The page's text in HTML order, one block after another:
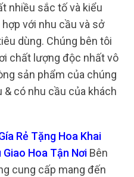
nhiều sắc tố và kiểu
với nhu cầu và sở
dùng. Chúng bên tôi
chất lượng độc nhất vô
sản phẩm của chúng
có nhu cầu của khách
Rẻ Tặng Hoa Khai
Hoa Tận Nơi Bên
cung cấp mang đến